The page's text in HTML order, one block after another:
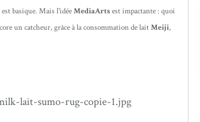
basique. Mais l'idéeMediaArtsest impactante : quoi
un catcheur, grâce à la consommation de laitMeiji,